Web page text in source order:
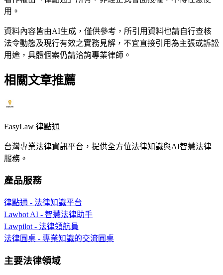
用。
資料內容皆由AI生成，僅供參考，所引用資料也請自行查核
法令動態及現行有效之實務見解，不宜直接引用為主張或訴訟
用途，具體個案仍請洽詢專業律師。
相關文章推薦
EasyLaw 律點通
台灣專業法律資訊平台，提供全方位法律知識與AI智慧法律
服務。
產品服務
律點通 - 法律知識平台
Lawbot AI - 智慧法律助手
Lawpilot - 法律領航員
法律圓桌 - 專業知識的交流圓桌
主要法律領域